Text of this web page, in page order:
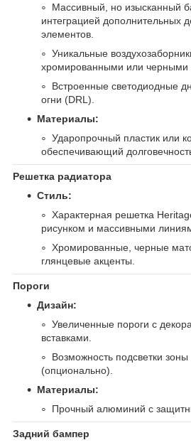
Массивный, но изысканный
интеграцией дополнительных
элементов.
Уникальные
хромированными или черными
Встроенные светодиодные
огни (DRL).
Материалы:
Ударопрочный пластик или
обеспечивающий
Решетка радиатора
Стиль:
Характерная решетка
рисунком и массивными
Хромированные, черные
глянцевые акценты.
Пороги
Дизайн:
Увеличенные пороги с
вставками.
Возможность подсветки зоны
(опционально).
Материалы:
Прочный алюминий с
Задний бампер